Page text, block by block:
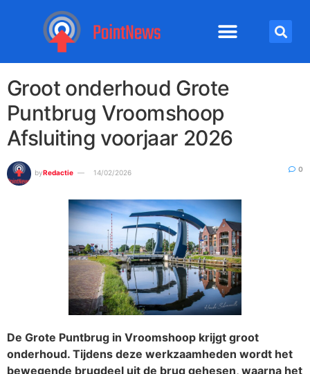
Groot onderhoud Grote
Puntbrug Vroomshoop
Afsluiting voorjaar 2026
byRedactie 14/02/2026 0
De Grote Puntbrug in Vroomshoop krijgt groot
onderhoud. Tijdens deze werkzaamheden wordt het
bewegende brugdeel uit de brug gehesen, waarna het